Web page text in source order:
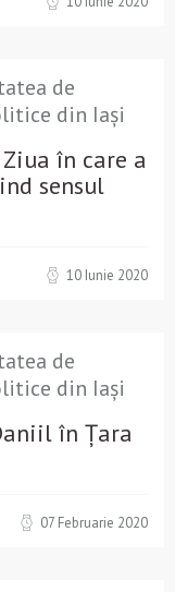
de
din Iași
în care a
sensul
10 Iunie 2020
de
din Iași
în Ţara
07 Februarie 2020